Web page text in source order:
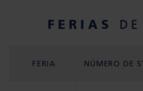
FERIAS
FERIA NÚMERO DE